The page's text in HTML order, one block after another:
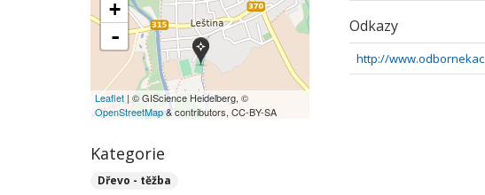
Odkazy
http://
+
-
Leaflet | © GIScience Heidelberg, ©
OpenStreetMap& contributors, CC-BY-SA
Kategorie
Dřevo - těžba